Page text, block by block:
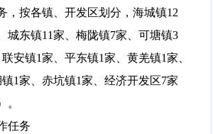
，按各镇、开发区划分，海城镇12
城东镇11家、梅陇镇7家、可塘镇3
安镇1家、平东镇1家、黄羌镇1家、
1家、赤坑镇1家、经济开发区7家
。
任务